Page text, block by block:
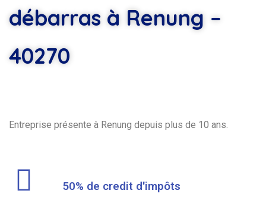
débarras à Renung –
40270
Entreprise présente à Renung depuis plus de 10 ans.
50% de credit d'impôts